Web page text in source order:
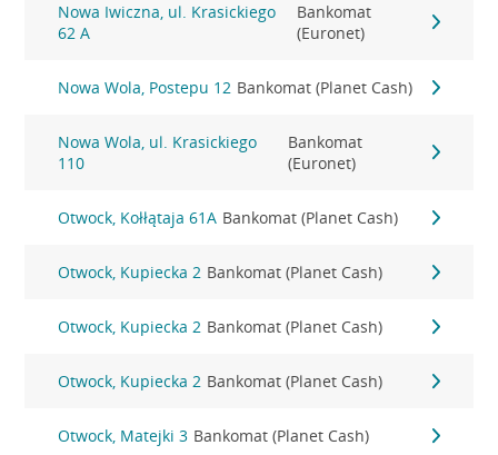
Nowa Iwiczna, ul. Krasickiego
62 A
Bankomat
(Euronet)
Nowa Wola, Postepu 12 Bankomat (Planet Cash)
Nowa Wola, ul. Krasickiego
110
Bankomat
(Euronet)
Otwock, Kołłątaja 61A Bankomat (Planet Cash)
Otwock, Kupiecka 2 Bankomat (Planet Cash)
Otwock, Kupiecka 2 Bankomat (Planet Cash)
Otwock, Kupiecka 2 Bankomat (Planet Cash)
Otwock, Matejki 3 Bankomat (Planet Cash)